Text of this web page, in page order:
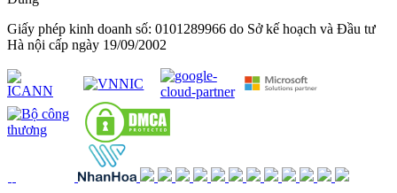
Giấy phép kinh doanh số: 0101289966 do Sở kế hoạch và Đầu tư
Hà nội cấp ngày 19/09/2002